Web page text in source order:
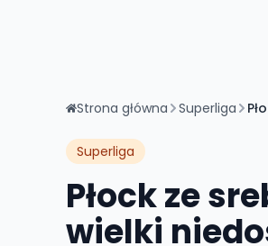
Strona główna Superliga
Superliga
Płock ze
wielki